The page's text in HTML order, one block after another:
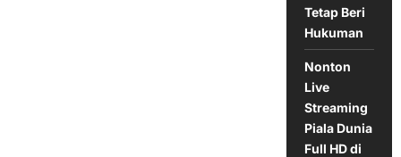
Tetap Beri
Hukuman
Nonton
Live
Streaming
Piala Dunia
Full HD di